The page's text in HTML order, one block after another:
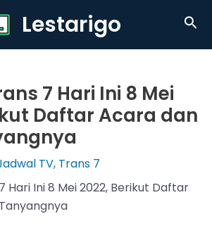
Lestarigo
7 Hari Ini 8 Mei
Daftar Acara dan
TV, Trans 7